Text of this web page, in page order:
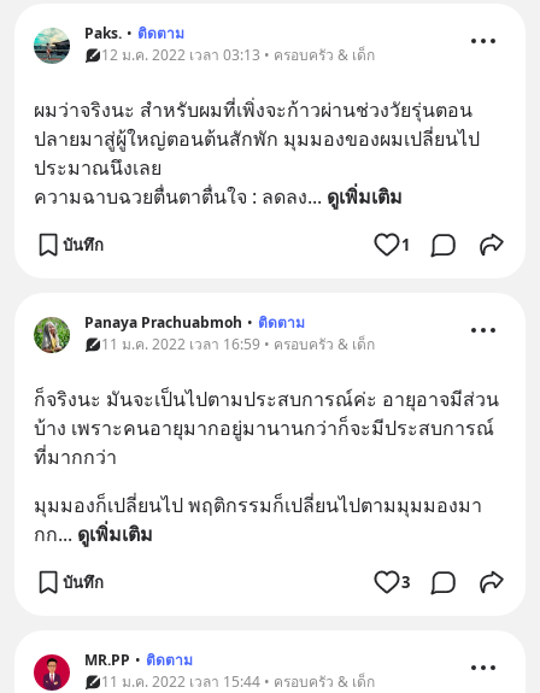
Paks. • ติดตาม
12 ม.ค. 2022 เวลา 03:13 • ครอบครัว & เด็ก
ผมว่าจริงนะ สำหรับผมที่เพิ่งจะก้าวผ่านช่วงวัยรุ่นตอน
ปลายมาสู่ผู้ใหญ่ตอนต้นสักพัก มุมมองของผมเปลี่ยนไป
ประมาณนึงเลย
ความฉาบฉวยตื่นตาตื่นใจ : ลดลง... ดูเพิ่มเติม
บันทึก 1
Panaya Prachuabmoh • ติดตาม
11 ม.ค. 2022 เวลา 16:59 • ครอบครัว & เด็ก
ก็จริงนะ มันจะเป็นไปตามประสบการณ์ค่ะ อายุอาจมีส่วน
บ้าง เพราะคนอายุมากอยู่มานานกว่าก็จะมีประสบการณ์
ที่มากกว่า
มุมมองก็เปลี่ยนไป พฤติกรรมก็เปลี่ยนไปตามมุมมองมา
กก... ดูเพิ่มเติม
บันทึก 3
MR.PP • ติดตาม
11 ม.ค. 2022 เวลา 15:44 • ครอบครัว & เด็ก